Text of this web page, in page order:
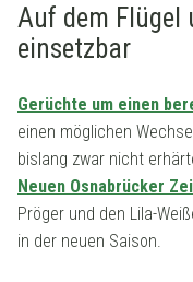
Auf dem Flügel
einsetzbar
Gerüchte um einen
einen möglichen
bislang zwar nicht
Neuen Osnabrücker
Pröger und den Lila-
in der neuen Saison.